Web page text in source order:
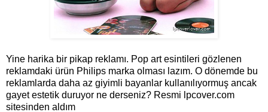
Yine harika bir pikap reklamı. Pop art esintileri gözlenen
reklamdaki ürün Philips marka olması lazım. O dönemde bu
reklamlarda daha az giyimli bayanlar kullanılıyormuş ancak
gayet estetik duruyor ne derseniz? Resmi lpcover.com
sitesinden aldım